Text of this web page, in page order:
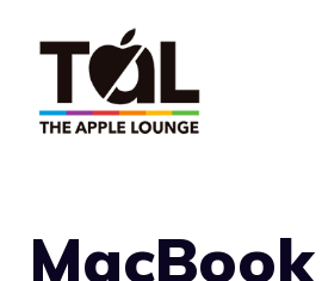
contenuto